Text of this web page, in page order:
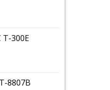
T-300E
8807B